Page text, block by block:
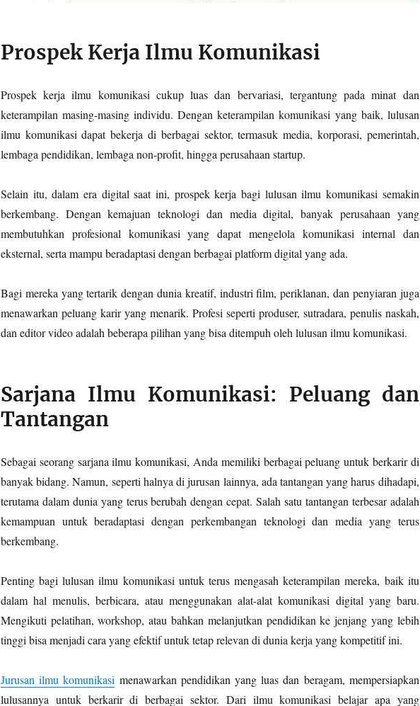
Prospek Kerja Ilmu Komunikasi
Prospek kerja ilmu komunikasi cukup luas dan bervariasi, tergantung pada minat dan
keterampilan masing-masing individu. Dengan keterampilan komunikasi yang baik, lulusan
ilmu komunikasi dapat bekerja di berbagai sektor, termasuk media, korporasi, pemerintah,
lembaga pendidikan, lembaga non-profit, hingga perusahaan startup.
Selain itu, dalam era digital saat ini, prospek kerja bagi lulusan ilmu komunikasi semakin
berkembang. Dengan kemajuan teknologi dan media digital, banyak perusahaan yang
membutuhkan profesional komunikasi yang dapat mengelola komunikasi internal dan
eksternal, serta mampu beradaptasi dengan berbagai platform digital yang ada.
Bagi mereka yang tertarik dengan dunia kreatif, industri film, periklanan, dan penyiaran juga
menawarkan peluang karir yang menarik. Profesi seperti produser, sutradara, penulis naskah,
dan editor video adalah beberapa pilihan yang bisa ditempuh oleh lulusan ilmu komunikasi.
Sarjana Ilmu Komunikasi: Peluang dan
Tantangan
Sebagai seorang sarjana ilmu komunikasi, Anda memiliki berbagai peluang untuk berkarir di
banyak bidang. Namun, seperti halnya di jurusan lainnya, ada tantangan yang harus dihadapi,
terutama dalam dunia yang terus berubah dengan cepat. Salah satu tantangan terbesar adalah
kemampuan untuk beradaptasi dengan perkembangan teknologi dan media yang terus
berkembang.
Penting bagi lulusan ilmu komunikasi untuk terus mengasah keterampilan mereka, baik itu
dalam hal menulis, berbicara, atau menggunakan alat-alat komunikasi digital yang baru.
Mengikuti pelatihan, workshop, atau bahkan melanjutkan pendidikan ke jenjang yang lebih
tinggi bisa menjadi cara yang efektif untuk tetap relevan di dunia kerja yang kompetitif ini.
Jurusan ilmu komunikasi menawarkan pendidikan yang luas dan beragam, mempersiapkan
lulusannya untuk berkarir di berbagai sektor. Dari ilmu komunikasi belajar apa yang